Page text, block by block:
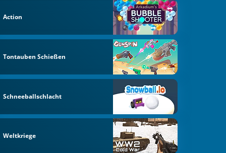
Action
Tontauben Schießen
Schneeballschlacht
Weltkriege